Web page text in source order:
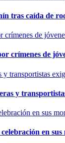
tras caída de
crímenes de
y
en sus